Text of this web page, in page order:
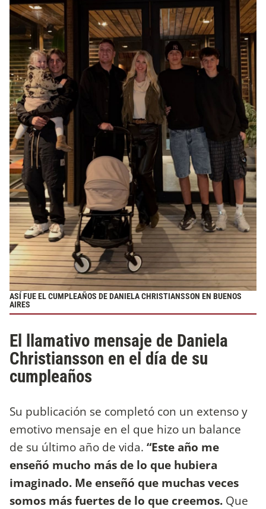
ASÍ FUE EL CUMPLEAÑOS DE DANIELA CHRISTIANSSON EN BUENOS
AIRES
El llamativo mensaje de Daniela
Christiansson en el día de su
cumpleaños
Su publicación se completó con un extenso y
emotivo mensaje en el que hizo un balance
de su último año de vida. “Este año me
enseñó mucho más de lo que hubiera
imaginado. Me enseñó que muchas veces
somos más fuertes de lo que creemos. Que